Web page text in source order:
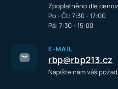
Zpoplatněno dle
Po - Čt: 7:30 - 17:00
Pá: 7:30 - 15:00
E-MAIL
rbp@rbp213.cz
Napište nám váš